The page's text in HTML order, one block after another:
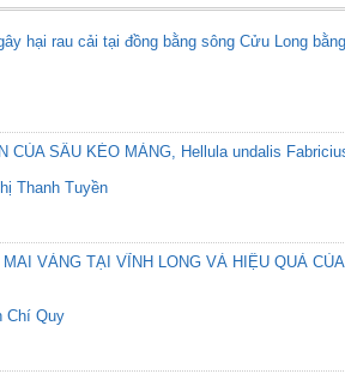
hại rau cải tại đồng bằng sông Cửu Long
SÂU KÉO MÀNG, Hellula undalis
Thanh Tuyền
VÀNG TẠI VĨNH LONG VÀ HIỆU QUẢ
Chí Quy